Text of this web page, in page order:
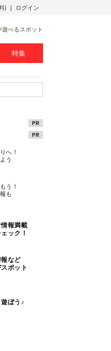
) ログイン
遊べるスポット
特集
へ！
う
う！
も
報満載
ック！
など
ポット
ぼう♪